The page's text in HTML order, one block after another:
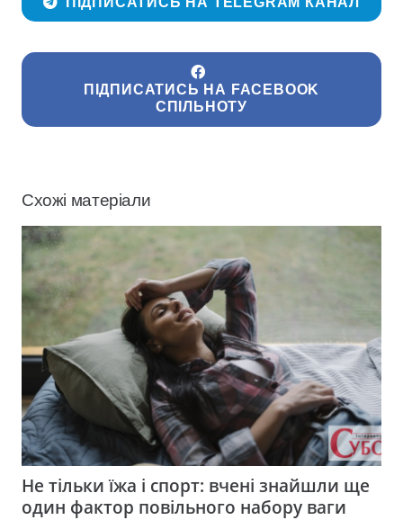
ПІДПИСАТИСЬ НА FACEBOOK
СПІЛЬНОТУ
Схожі матеріали
Не тільки їжа і спорт: вчені знайшли ще
один фактор повільного набору ваги